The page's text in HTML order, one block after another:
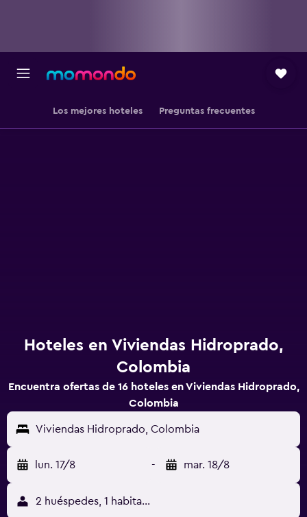
Los mejores hoteles Preguntas frecuentes
Hoteles en Viviendas Hidroprado,
Colombia
Encuentra ofertas de 16 hoteles en Viviendas Hidroprado,
Colombia
Viviendas Hidroprado, Colombia
lun. 17/8 - mar. 18/8
2 huéspedes, 1 habitación